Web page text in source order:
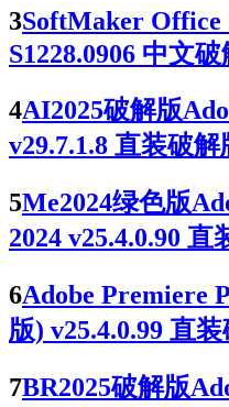
3SoftMaker Office
S1228.0906 中文
4AI2025破解版
v29.7.1.8 直装破解
5Me2024绿色版
2024 v25.4.0.90 直
6Adobe Premiere
版) v25.4.0.99 直
7BR2025破解版